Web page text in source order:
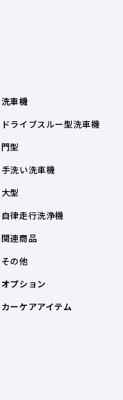
洗車機
ドライブスルー型洗車機
門型
手洗い洗車機
大型
自律走行洗浄機
関連商品
その他
オプション
カーケアアイテム